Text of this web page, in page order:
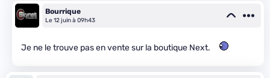
Bourrique
Le 12 juin à 09h43
Je ne le trouve pas en vente sur la boutique Next.